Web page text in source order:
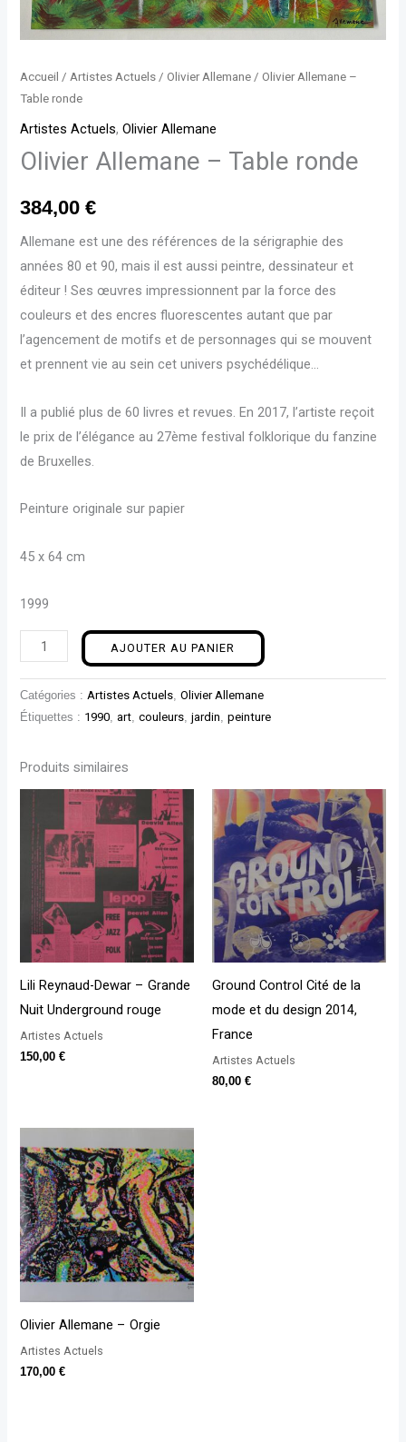
Accueil /Artistes Actuels /Olivier Allemane / Olivier Allemane –
Table ronde
Artistes Actuels,Olivier Allemane
Olivier Allemane – Table ronde
384,00€
Allemane est une des références de la sérigraphie des
années 80 et 90, mais il est aussi peintre, dessinateur et
éditeur ! Ses œuvres impressionnent par la force des
couleurs et des encres fluorescentes autant que par
l’agencement de motifs et de personnages qui se mouvent
et prennent vie au sein cet univers psychédélique…
Il a publié plus de 60 livres et revues. En 2017, l’artiste reçoit
le prix de l’élégance au 27ème festival folklorique du fanzine
de Bruxelles.
Peinture originale sur papier
45 x 64 cm
1999
AJOUTER AU PANIER
Catégories :Artistes Actuels,Olivier Allemane
Étiquettes : 1990,art,couleurs,jardin,peinture
Produits similaires
Lili Reynaud-Dewar – Grande
Nuit Underground rouge
Artistes Actuels
150,00€
Ground Control Cité de la
mode et du design 2014,
France
Artistes Actuels
80,00 €
Olivier Allemane – Orgie
Artistes Actuels
170,00€